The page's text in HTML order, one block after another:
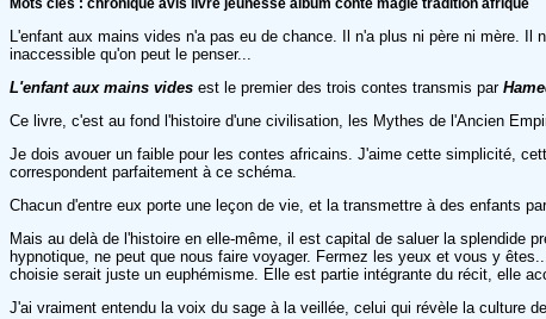
Mots clés : chronique avis livre jeunesse album conte magie tradition afrique
L'enfant aux mains vides n'a pas eu de chance. Il n'a plus ni père ni mère.
inaccessible qu'on peut le penser...
L'enfant aux mains vides est le premier des trois contes transmis par
Ce livre, c'est au fond l'histoire d'une civilisation, les Mythes de l'Ancien
Je dois avouer un faible pour les contes africains. J'aime cette simplicité,
correspondent parfaitement à ce schéma.
Chacun d'entre eux porte une leçon de vie, et la transmettre à des enfants
Mais au delà de l'histoire en elle-même, il est capital de saluer la splendide
hypnotique, ne peut que nous faire voyager. Fermez les yeux et vous y
choisie serait juste un euphémisme. Elle est partie intégrante du récit, elle
J'ai vraiment entendu la voix du sage à la veillée, celui qui révèle la culture